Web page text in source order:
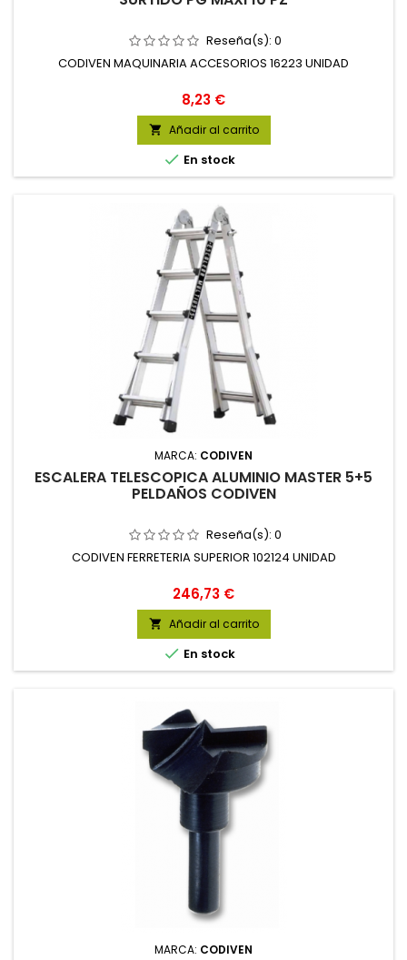
Reseña(s): 0
CODIVEN MAQUINARIA ACCESORIOS 16223 UNIDAD
Precio
8,23 €
 Añadir al carrito
 En stock
MARCA: CODIVEN
ESCALERA TELESCOPICA ALUMINIO MASTER 5+5
PELDAÑOS CODIVEN
Reseña(s): 0
CODIVEN FERRETERIA SUPERIOR 102124 UNIDAD
Precio
246,73 €
 Añadir al carrito
 En stock
MARCA: CODIVEN